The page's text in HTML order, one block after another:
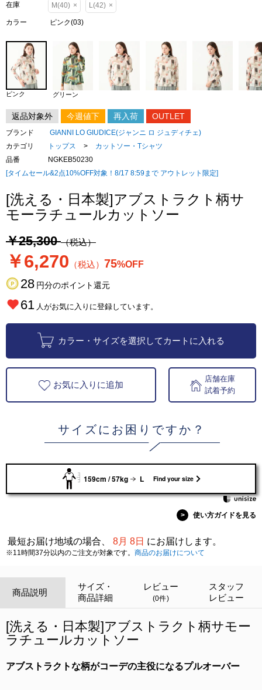
在庫 M(40) × L(42) ×
カラー ピンク(03)
ピンク グリーン
返品対象外 今週値下 再入荷 OUTLET
ブランド
GIANNI LO GIUDICE(ジャンニ ロ ジュディチェ)
カテゴリ
トップス >
カットソー・Tシャツ
品番
NGKEB50230
[タイムセール&2点10%OFF対象！8/17 8:59まで アウトレット限定]
[洗える・日本製]アブストラクト柄サ
モーラチュールカットソー
￥25,300（税込）
￥6,270 （税込） 75%OFF
28 円分のポイント還元
61 人がお気に入りに登録しています。
カラー・サイズを選択してカートに入れる
お気に入りに追加
店舗在庫
試着予約
サイズにお困りですか？
159cm / 57kg L Find your size
> 使い方ガイドを見る
最短お届け地域の場合、 8月 8日 にお届けします。
※11時間37分以内のご注文が対象です。 商品のお届けについて
商品説明
サイズ・
商品詳細
レビュー
(0件)
スタッフ
レビュー
[洗える・日本製]アブストラクト柄サモー
ラチュールカットソー
アブストラクトな柄がコーデの主役になるプルオーバー